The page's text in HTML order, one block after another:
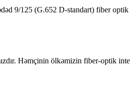
9/125 (G.652 D-standart) fiber
Həmçinin ölkəmizin fiber-optik